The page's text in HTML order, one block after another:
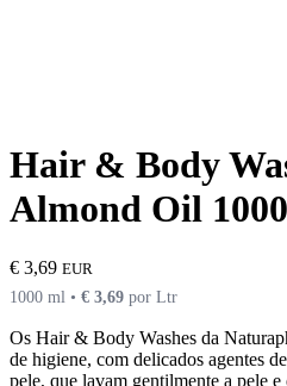
Hair & Body
Almond Oil
€ 3,69 EUR
1000 ml • € 3,69 por Ltr
Os Hair & Body Washes da
de higiene, com delicados agentes
pele, que lavam gentilmente a pele